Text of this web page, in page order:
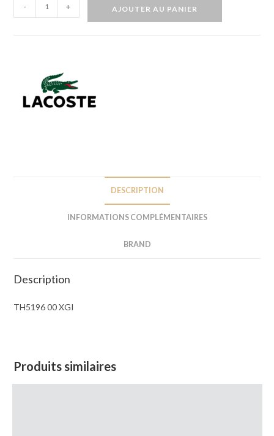
- + AJOUTER AU PANIER
DESCRIPTION
INFORMATIONS COMPLÉMENTAIRES
BRAND
Description
TH5196 00 XGI
Produits similaires